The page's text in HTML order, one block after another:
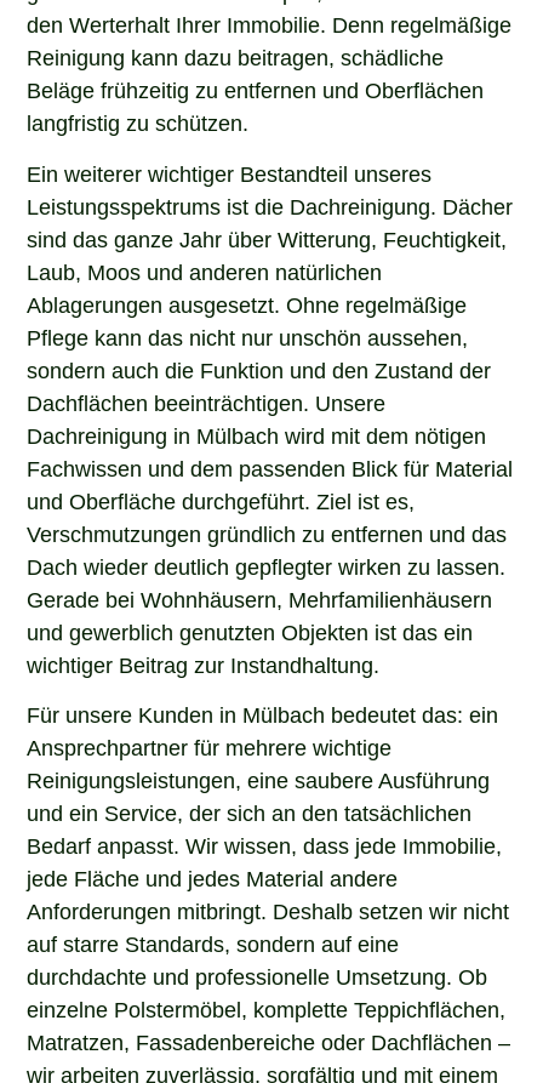
den Werterhalt Ihrer Immobilie. Denn regelmäßige
Reinigung kann dazu beitragen, schädliche
Beläge frühzeitig zu entfernen und Oberflächen
langfristig zu schützen.
Ein weiterer wichtiger Bestandteil unseres
Leistungsspektrums ist die Dachreinigung. Dächer
sind das ganze Jahr über Witterung, Feuchtigkeit,
Laub, Moos und anderen natürlichen
Ablagerungen ausgesetzt. Ohne regelmäßige
Pflege kann das nicht nur unschön aussehen,
sondern auch die Funktion und den Zustand der
Dachflächen beeinträchtigen. Unsere
Dachreinigung in Mülbach wird mit dem nötigen
Fachwissen und dem passenden Blick für Material
und Oberfläche durchgeführt. Ziel ist es,
Verschmutzungen gründlich zu entfernen und das
Dach wieder deutlich gepflegter wirken zu lassen.
Gerade bei Wohnhäusern, Mehrfamilienhäusern
und gewerblich genutzten Objekten ist das ein
wichtiger Beitrag zur Instandhaltung.
Für unsere Kunden in Mülbach bedeutet das: ein
Ansprechpartner für mehrere wichtige
Reinigungsleistungen, eine saubere Ausführung
und ein Service, der sich an den tatsächlichen
Bedarf anpasst. Wir wissen, dass jede Immobilie,
jede Fläche und jedes Material andere
Anforderungen mitbringt. Deshalb setzen wir nicht
auf starre Standards, sondern auf eine
durchdachte und professionelle Umsetzung. Ob
einzelne Polstermöbel, komplette Teppichflächen,
Matratzen, Fassadenbereiche oder Dachflächen –
wir arbeiten zuverlässig, sorgfältig und mit einem